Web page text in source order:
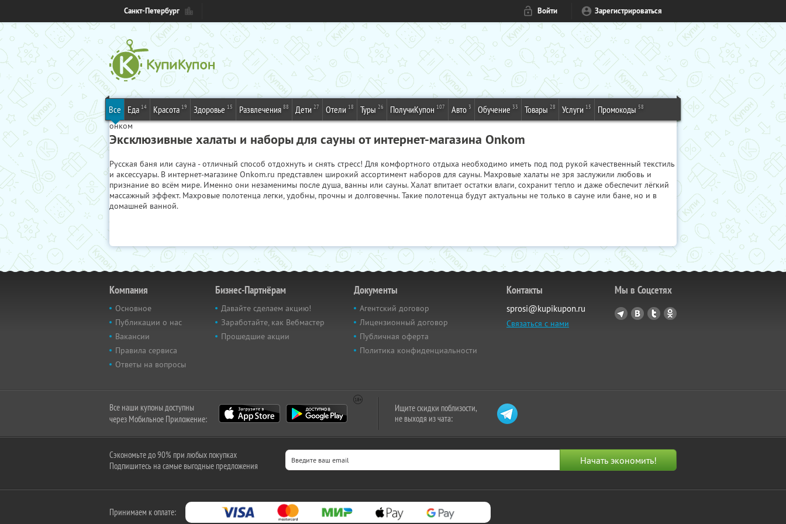
Санкт-Петербург Войти Зарегистрироваться
Все Еда 14 Красота 19 Здоровье 15 Развлечения 88 Дети 27 Отели 18 Туры 26 ПолучиКупон 107 Авто 3 Обучение 33 Товары 28 Услуги 15 Промокоды 58
онком
Эксклюзивные халаты и наборы для сауны от интернет-магазина Onkom
Русская баня или сауна - отличный способ отдохнуть и снять стресс! Для комфортного отдыха необходимо иметь под под рукой качественный текстиль
и аксессуары. В интернет-магазине Onkom.ru представлен широкий ассортимент наборов для сауны. Махровые халаты не зря заслужили любовь и
признание во всём мире. Именно они незаменимы после душа, ванны или сауны. Халат впитает остатки влаги, сохранит тепло и даже обеспечит лёгкий
массажный эффект. Махровые полотенца легки, удобны, прочны и долговечны. Такие полотенца будут актуальны не только в сауне или бане, но и в
домашней ванной.
Компания
Основное
Публикации о нас
Вакансии
Правила сервиса
Ответы на вопросы
Бизнес-Партнёрам
Давайте сделаем акцию!
Заработайте, как Вебмастер
Прошедшие акции
Документы
Агентский договор
Лицензионный договор
Публичная оферта
Политика конфиденциальности
Контакты
sprosi@kupikupon.ru
Связаться с нами
Мы в Соцсетях
Все наши купоны доступны
через Мобильное Приложение:
Ищите скидки поблизости,
не выходя из чата:
Сэкономьте до 90% при любых покупках
Подпишитесь на самые выгодные предложения
Принимаем к оплате: